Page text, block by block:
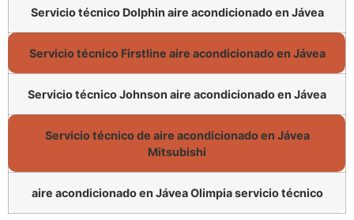
Servicio técnico Dolphin aire acondicionado en Jávea
Servicio técnico Firstline aire acondicionado en Jávea
Servicio técnico Johnson aire acondicionado en Jávea
Servicio técnico de aire acondicionado en Jávea
Mitsubishi
aire acondicionado en Jávea Olimpia servicio técnico